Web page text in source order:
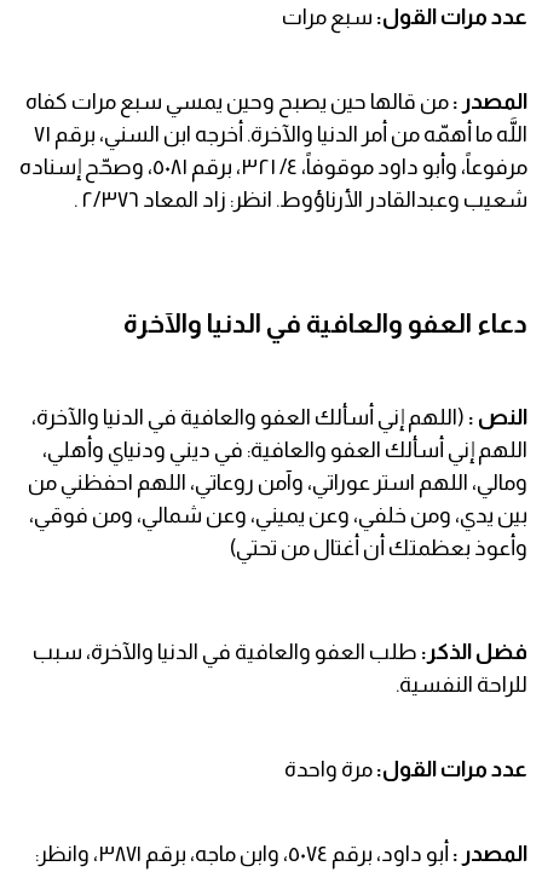
عدد مرات القول: سبع مرات
المصدر : من قالها حين يصبح وحين يمسي سبع مرات كفاه
اللَّه ما أهمّه من أمر الدنيا والآخرة. أخرجه ابن السني، برقم ٧١
مرفوعاً، وأبو داود موقوفاً، ٤/ ٣٢١، برقم ٥٠٨١، وصحّح إسناده
شعيب وعبدالقادر الأرناؤوط. انظر: زاد المعاد ٢/٣٧٦ .
دعاء العفو والعافية في الدنيا والآخرة
النص : (اللهم إني أسألك العفو والعافية في الدنيا والآخرة،
اللهم إني أسألك العفو والعافية: في ديني ودنياي وأهلي،
ومالي، اللهم استر عوراتي، وآمن روعاتي، اللهم احفظني من
بين يدي، ومن خلفي، وعن يميني، وعن شمالي، ومن فوقي،
وأعوذ بعظمتك أن أغتال من تحتي)
فضل الذكر: طلب العفو والعافية في الدنيا والآخرة، سبب
للراحة النفسية.
عدد مرات القول: مرة واحدة
المصدر :
أبو داود، برقم ٥٠٧٤، وابن ماجه، برقم ٣٨٧١، وانظر: